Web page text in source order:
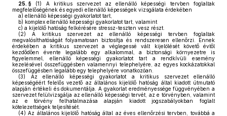
25. § (1)
A kritikus szervezet az ellenálló képességi tervben foglaltak
megfelelőségének és egyedi ellenálló képességek vizsgálata érdekében
a) ellenálló képességi gyakorlatot tart,
b) komplex ellenálló képességi gyakorlatot tart, valamint
c) a kijelölő hatóság felkérésére stressz-teszten vesz részt.
(2) A kritikus szervezet az ellenálló képességi tervben foglaltak
megvalósíthatóságát folyamatosan biztosítja és rendszeresen ellenőrzi. Ennek
érdekében a kritikus szervezet a véglegessé vált kijelölését követő évtől
kezdődően évente legalább egy alkalommal, a biztonsági környezetre is
figyelemmel, ellenálló képességi gyakorlatot tart a rendkívüli esemény
kezelésével összefüggésben valamennyi telephelyére, az egyes kockázatokkal
összefüggésben legalább egy telephelyére vonatkozóan.
(3) Az ellenálló képességi gyakorlatot a kritikus szervezet ellenálló
képességéért felelős vezető az általános kijelölő hatóság által kiadott útmutató
alapján értékeli és dokumentálja. A gyakorlat eredményessége függvényében a
szervezet felülvizsgálja az ellenálló képességi tervét, az e törvényben, valamint
az e törvény felhatalmazása alapján kiadott jogszabályokban foglalt
kötelezettségek teljesítését.
(4) Az általános kijelölő hatóság által az éves ellenőrzési tervben, továbbá a